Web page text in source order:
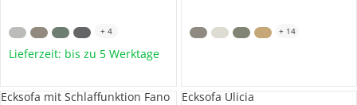
+ 4
Lieferzeit: bis zu 5 Werktage
+ 14
Ecksofa mit Schlaffunktion Fano Ecksofa Ulicia